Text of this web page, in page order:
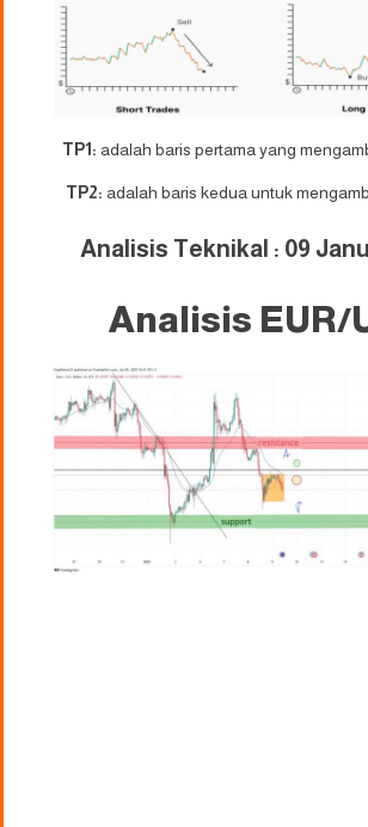
TP1: adalah baris pertama yang
TP2: adalah baris kedua untuk
Analisis Teknikal : 09
Analisis EUR/